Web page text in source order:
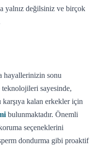
yalnız değilsiniz ve birçok
hayallerinizin sonu
teknolojileri sayesinde,
karşıya kalan erkekler için
bulunmaktadır. Önemli
seçeneklerini
dondurma gibi proaktif